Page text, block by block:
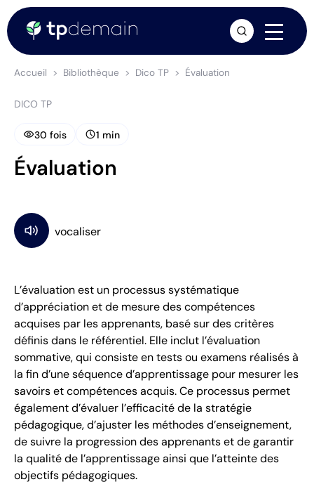
Accueil Bibliothèque Dico TP Évaluation
DICO TP
visibility30 fois schedule1 min
Évaluation
L’évaluation est un processus systématique
d’appréciation et de mesure des compétences
acquises par les apprenants, basé sur des critères
définis dans le référentiel. Elle inclut l’évaluation
sommative, qui consiste en tests ou examens réalisés à
la fin d’une séquence d’apprentissage pour mesurer les
savoirs et compétences acquis. Ce processus permet
également d’évaluer l’efficacité de la stratégie
pédagogique, d’ajuster les méthodes d’enseignement,
de suivre la progression des apprenants et de garantir
la qualité de l’apprentissage ainsi que l’atteinte des
objectifs pédagogiques.
arrow_forward